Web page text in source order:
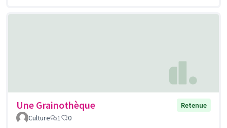
Une Grainothèque
Retenue
Culture
1 0